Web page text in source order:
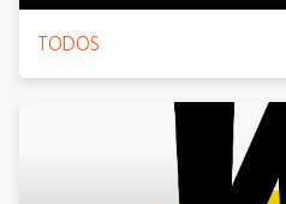
TODOS